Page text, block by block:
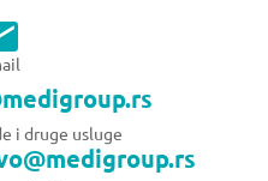
i druge usluge